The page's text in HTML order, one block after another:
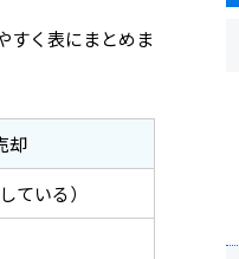
すく表にまとめま
却
ている）